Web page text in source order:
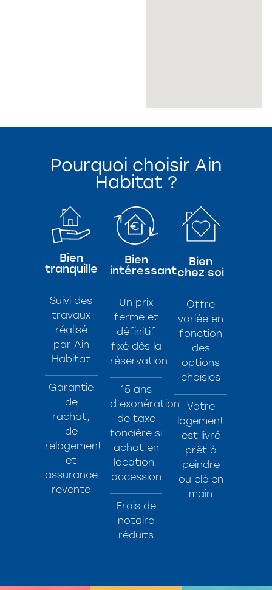
Pourquoi choisir Ain
Habitat ?
Bien
tranquille
Suivi des
travaux
réalisé
par Ain
Habitat
Garantie
de
rachat,
de
relogement
et
assurance
revente
Bien
intéressant
Un prix
ferme et
définitif
fixé dès la
réservation
15 ans
d’exonération
de taxe
foncière si
achat en
location-
accession
Frais de
notaire
réduits
Bien
chez soi
Offre
variée en
fonction
des
options
choisies
Votre
logement
est livré
prêt à
peindre
ou clé en
main